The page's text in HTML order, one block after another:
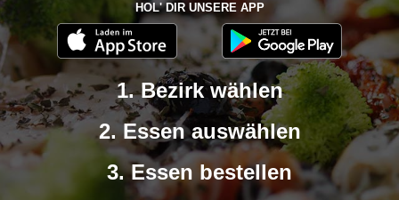
HOL' DIR UNSERE APP
1. Bezirk wählen
2. Essen auswählen
3. Essen bestellen